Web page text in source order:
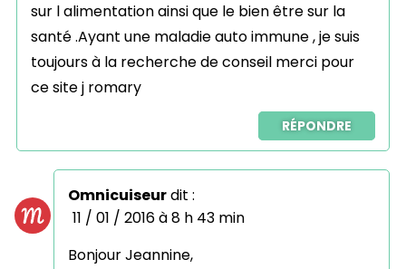
sur l alimentation ainsi que le bien être sur la
santé .Ayant une maladie auto immune , je suis
toujours à la recherche de conseil merci pour
ce site j romary
RÉPONDRE
Omnicuiseurdit :
11 / 01 / 2016 à 8 h 43 min
Bonjour Jeannine,